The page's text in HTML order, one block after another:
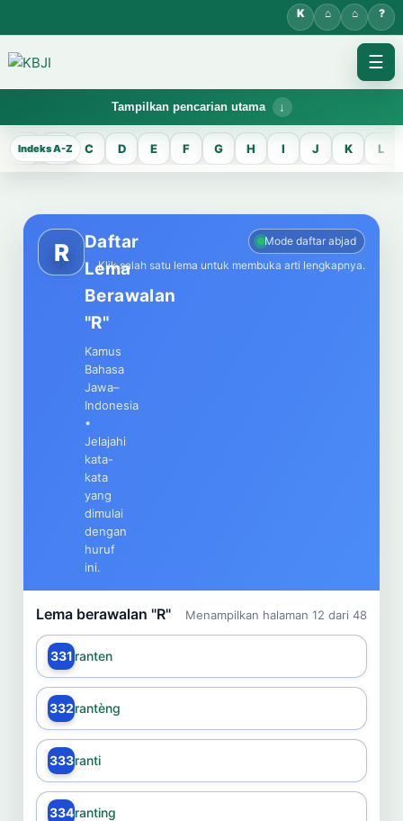
☰
Tampilkan pencarian utama
KBJI WORKSPACE
KBJI
Temukan lema Jawa dan maknanya dalam bahasa Indonesia saat
mengelola data Kamus Bahasa Jawa-Indonesia.
Masukkan kata Jawa
Dashboard
A B C D E F G H I J K L
R
Daftar
Lema
Berawalan
"R"
Kamus
Bahasa
Jawa–
Indonesia
•
Jelajahi
kata-
kata
yang
dimulai
dengan
huruf
ini.
Mode daftar abjad
Klik salah satu lema untuk membuka arti lengkapnya.
Lema berawalan "R" Menampilkan halaman 12 dari 48
331 ranten
332rantèng
333ranti
334ranting